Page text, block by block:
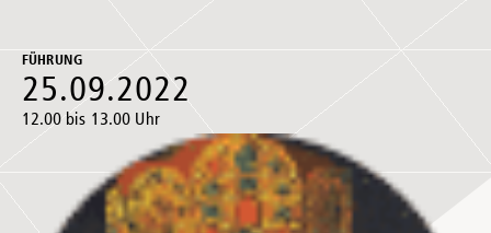
FÜHRUNG
25.09.2022
12.00 bis 13.00 Uhr